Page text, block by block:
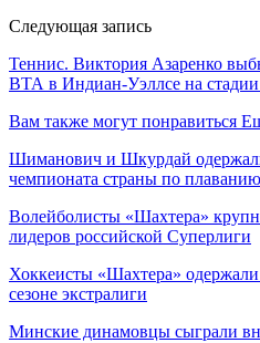
Следующая запись
Теннис. Виктория Азаренко
ВТА в Индиан-Уэллсе на
Вам также могут понравиться
Шиманович и Шкурдай
чемпионата страны по плаванию
Волейболисты «Шахтера»
лидеров российской Суперлиги
Хоккеисты «Шахтера»
сезоне экстралиги
Минские динамовцы сыграли